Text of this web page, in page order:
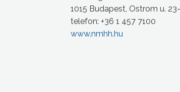
1015 Budapest, Ostrom u.
telefon: +36 1 457 7100
www.nmhh.hu